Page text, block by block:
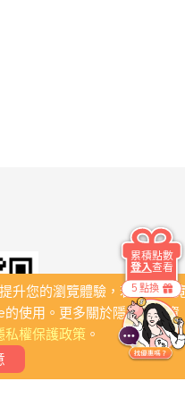
升您的瀏覽體驗，若繼續瀏
使用。更多關於隱私保護資
私權保護政策。
5 點換
累積點數
登入查看